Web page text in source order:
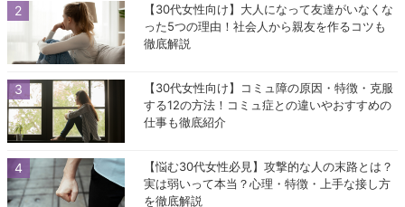
【30代女性向け】大人になって友達がいなくな
った5つの理由！社会人から親友を作るコツも
徹底解説
【30代女性向け】コミュ障の原因・特徴・克服
する12の方法！コミュ症との違いやおすすめの
仕事も徹底紹介
【悩む30代女性必見】攻撃的な人の末路とは？
実は弱いって本当？心理・特徴・上手な接し方
を徹底解説